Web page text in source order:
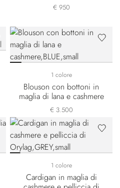
€ 950
1 colore
Blouson con bottoni in
maglia di lana e cashmere
€ 3.500
1 colore
Cardigan in maglia di